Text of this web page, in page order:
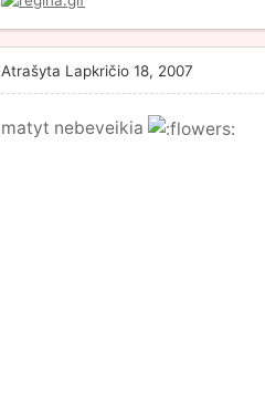
Atrašyta Lapkričio 18, 2007
matyt nebeveikia